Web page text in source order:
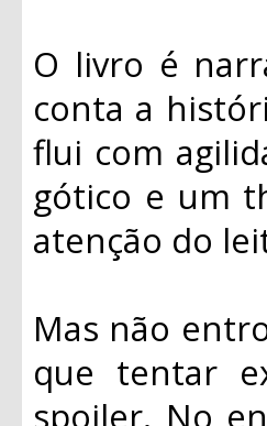
O livro é
conta a
flui com
gótico e um
atenção do
Mas não
que tentar
spoiler. No